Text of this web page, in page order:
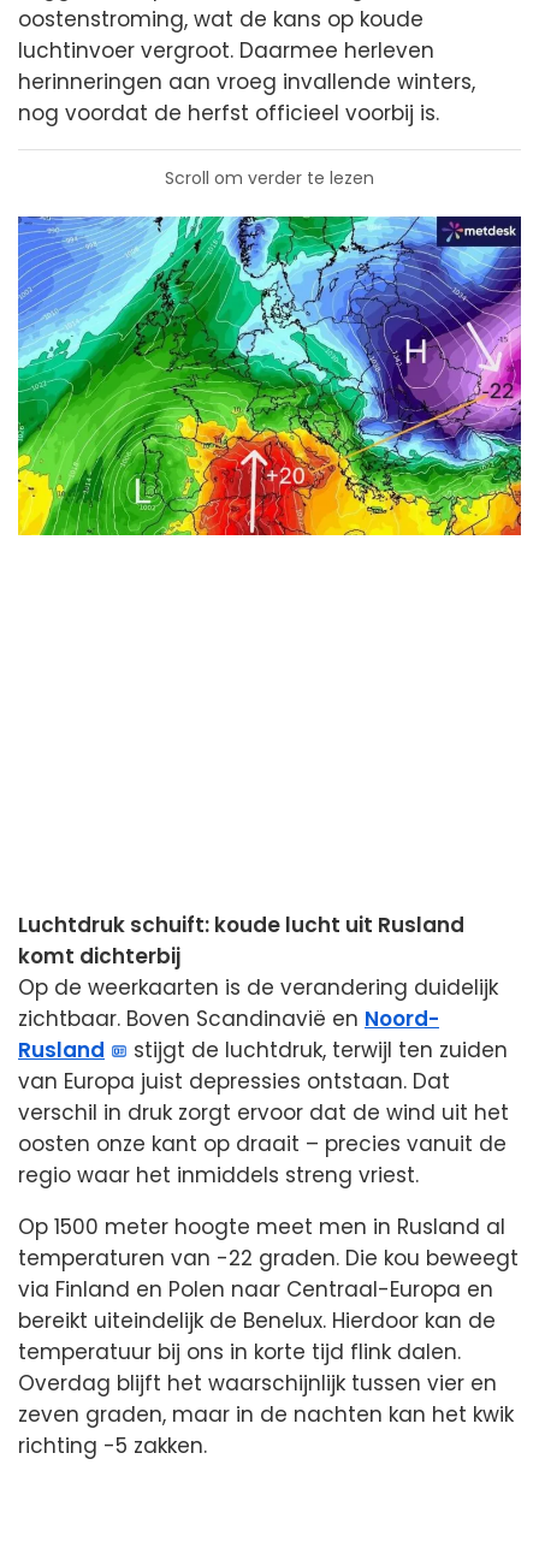
oostenstroming, wat de kans op koude
luchtinvoer vergroot. Daarmee herleven
herinneringen aan vroeg invallende winters,
nog voordat de herfst officieel voorbij is.
Scroll om verder te lezen
Luchtdruk schuift: koude lucht uit Rusland
komt dichterbij
Op de weerkaarten is de verandering duidelijk
zichtbaar. Boven Scandinavië en Noord-
Rusland
stijgt de luchtdruk, terwijl ten zuiden
van Europa juist depressies ontstaan. Dat
verschil in druk zorgt ervoor dat de wind uit het
oosten onze kant op draait – precies vanuit de
regio waar het inmiddels streng vriest.
Op 1500 meter hoogte meet men in Rusland al
temperaturen van -22 graden. Die kou beweegt
via Finland en Polen naar Centraal-Europa en
bereikt uiteindelijk de Benelux. Hierdoor kan de
temperatuur bij ons in korte tijd flink dalen.
Overdag blijft het waarschijnlijk tussen vier en
zeven graden, maar in de nachten kan het kwik
richting -5 zakken.